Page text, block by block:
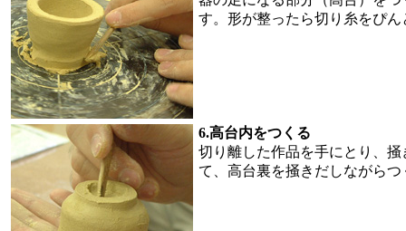
す。形が整ったら切り糸をぴ
6.高台内をつくる
切り離した作品を手にとり、
て、高台裏を掻きだしながら